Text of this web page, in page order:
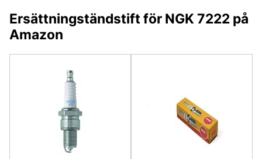
Ersättningständstift för NGK 7222 på
Amazon